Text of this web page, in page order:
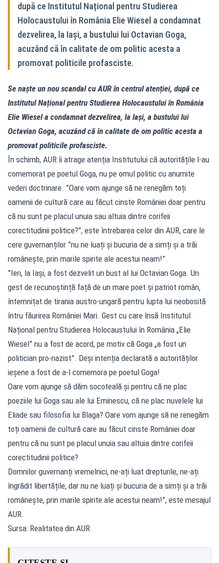
după ce Institutul Național pentru Studierea
Holocaustului în România Elie Wiesel a condamnat
dezvelirea, la Iași, a bustului lui Octavian Goga,
acuzând că în calitate de om politic acesta a
promovat politicile profasciste.
Se naște un nou scandal cu AUR în centrul atenției, după ce
Institutul Național pentru Studierea Holocaustului în România
Elie Wiesel a condamnat dezvelirea, la Iași, a bustului lui
Octavian Goga, acuzând că în calitate de om politic acesta a
promovat politicile profasciste.
În schimb, AUR îi atrage atenția Institutului că autoritățile l-au
comemorat pe poetul Goga, nu pe omul politic cu anumite
vederi doctrinare. ”Oare vom ajunge să ne renegăm toți
oamenii de cultură care au făcut cinste României doar pentru
că nu sunt pe placul unuia sau altuia dintre corifeii
corectitudinii politice?”, este întrebarea celor din AUR, care le
cere guvernanților ”nu ne luați și bucuria de a simți și a trăi
românește, prin marile spirite ale acestui neam!”.
”Ieri, la Iași, a fost dezvelit un bust al lui Octavian Goga. Un
gest de recunoștință față de un mare poet și patriot român,
întemnițat de tirania austro-ungară pentru lupta lui neobosită
întru făurirea României Mari. Gest cu care însă Institutul
Național pentru Studierea Holocaustului în România „Elie
Wiesel” nu a fost de acord, pe motiv că Goga „a fost un
politician pro-nazist”. Deși intenția declarată a autorităților
ieșene a fost de a-l comemora pe poetul Goga!
Oare vom ajunge să dăm socoteală și pentru că ne plac
poeziile lui Goga sau ale lui Eminescu, că ne plac nuvelele lui
Eliade sau filosofia lui Blaga? Oare vom ajunge să ne renegăm
toți oamenii de cultură care au făcut cinste României doar
pentru că nu sunt pe placul unuia sau altuia dintre corifeii
corectitudinii politice?
Domnilor guvernanți vremelnici, ne-ați luat drepturile, ne-ați
îngrădit libertățile, dar nu ne luați și bucuria de a simți și a trăi
românește, prin marile spirite ale acestui neam!”, este mesajul
AUR.
Sursa: Realitatea din AUR